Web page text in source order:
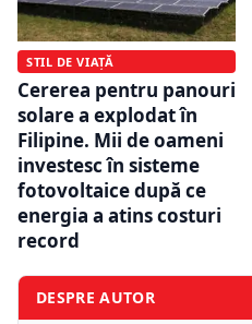
STIL DE VIAȚĂ
Cererea pentru panouri
solare a explodat în
Filipine. Mii de oameni
investesc în sisteme
fotovoltaice după ce
energia a atins costuri
record
DESPRE AUTOR